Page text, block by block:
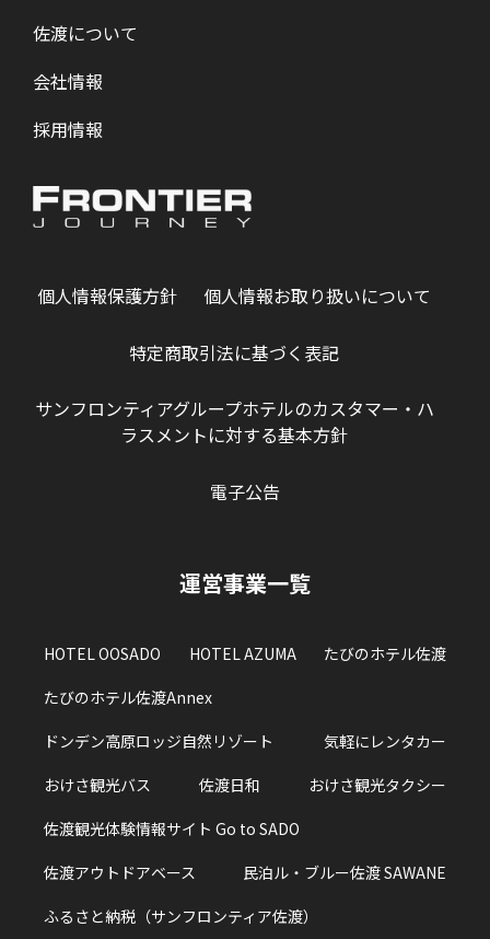
佐渡について
会社情報
採用情報
個人情報保護方針 個人情報お取り扱いについて
特定商取引法に基づく表記
サンフロンティアグループホテルのカスタマー・ハ
ラスメントに対する基本方針
電子公告
運営事業一覧
HOTEL OOSADO HOTEL AZUMA
たびのホテル佐渡
たびのホテル佐渡Annex
ドンデン高原ロッジ自然リゾート
気軽にレンタカー
おけさ観光バス
佐渡日和
おけさ観光タクシー
佐渡観光体験情報サイト Go to SADO
佐渡アウトドアベース
民泊ル・ブルー佐渡 SAWANE
ふるさと納税（サンフロンティア佐渡）